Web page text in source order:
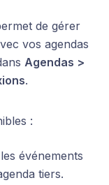
de gérer
vos agendas
Agendas >
.
:
événements
tiers.